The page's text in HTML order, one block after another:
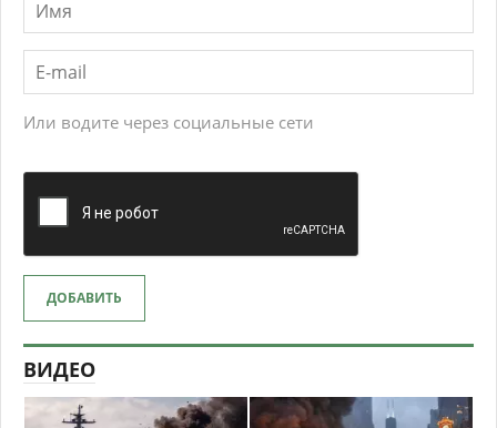
Или водите через социальные сети
ДОБАВИТЬ
ВИДЕО